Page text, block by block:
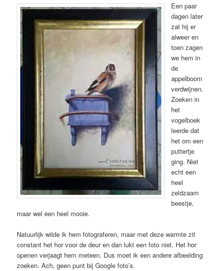
Een paar
dagen later
zat hij er
alweer en
toen zagen
we hem in
de
appelboom
verdwijnen.
Zoeken in
het
vogelboek
leerde dat
het om een
puttertje
ging. Niet
echt een
heel
zeldzaam
beestje,
maar wel een heel mooie.
Natuurlijk wilde ik hem fotograferen, maar met deze warmte zit
constant het hor voor de deur en dan lukt een foto niet. Het hor
openen verjaagt hem meteen. Dus moet ik een andere afbeelding
zoeken. Ach, geen punt bij Google foto’s.